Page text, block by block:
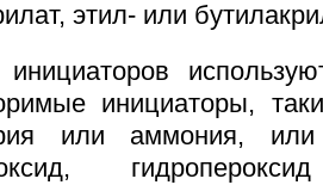
этил- или
инициаторов
инициаторы,
или аммония, или